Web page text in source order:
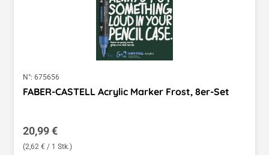
N°: 675656
FABER-CASTELL Acrylic Marker Frost, 8er-Set
Regulärer Preis:
20,99 €
(2,62 € / 1 Stk.)